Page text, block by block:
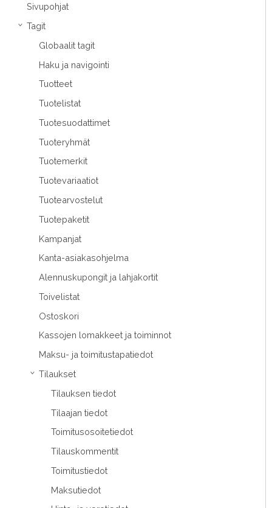
Sivupohjat
› Tagit
Globaalit tagit
Haku ja navigointi
Tuotteet
Tuotelistat
Tuotesuodattimet
Tuoteryhmät
Tuotemerkit
Tuotevariaatiot
Tuotearvostelut
Tuotepaketit
Kampanjat
Kanta-asiakasohjelma
Alennuskupongit ja lahjakortit
Toivelistat
Ostoskori
Kassojen lomakkeet ja toiminnot
Maksu- ja toimitustapatiedot
› Tilaukset
Tilauksen tiedot
Tilaajan tiedot
Toimitusosoitetiedot
Tilauskommentit
Toimitustiedot
Maksutiedot